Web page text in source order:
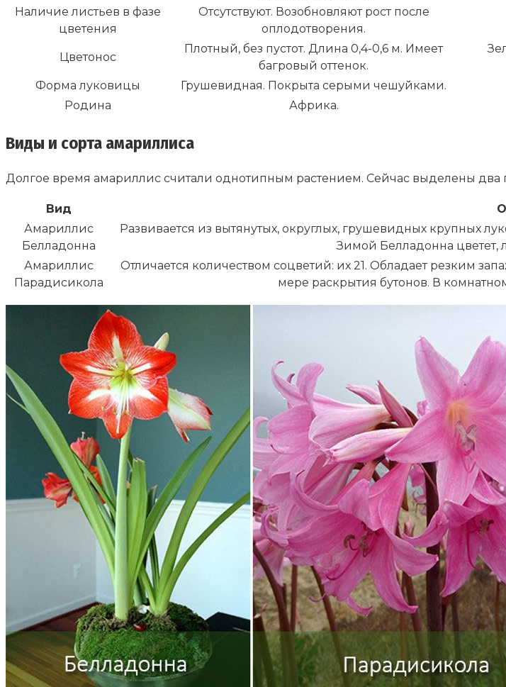
Наличие листьев в фазе
цветения
Отсутствуют. Возобновляют рост после
оплодотворения.
Цветонос
Плотный, без пустот. Длина 0,4-0,6 м. Имеет
багровый оттенок.
Форма луковицы
Грушевидная. Покрыта серыми чешуйками.
Родина
Африка.
Виды и сорта амариллиса
Долгое время амариллис считали однотипным растением. Сейчас выделены два
Вид
Амариллис
Белладонна
Развивается из вытянутых, округлых, грушевидных крупных
Зимой Белладонна цветет,
Амариллис
Парадисикола
Отличается количеством соцветий: их 21. Обладает резким
мере раскрытия бутонов. В